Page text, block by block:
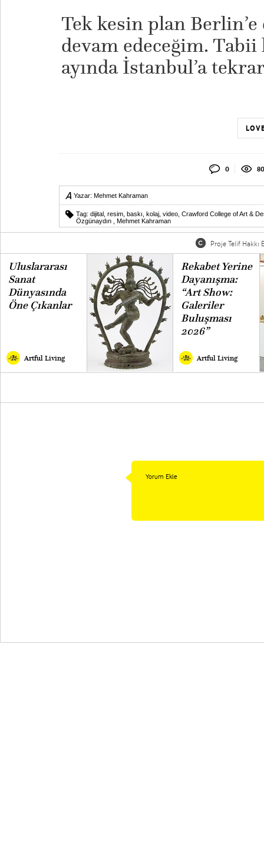
Tek kesin plan
devam edeceğim.
ayında İstanbul’a
0
Yazar: Mehmet Kahraman
Tag: dijital , resim, baskı, kolaj, video, Crawford College of Art &
Özgünaydın , Mehmet Kahraman
Proje Telif Hakkı
Uluslararası
Sanat
Dünyasında
Öne Çıkanlar
Artful Living
Rekabet Yerine
Dayanışma:
“Art Show:
Galeriler
Buluşması
2026”
Artful Living